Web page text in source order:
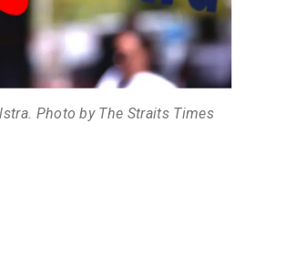
Photo by The Straits Times